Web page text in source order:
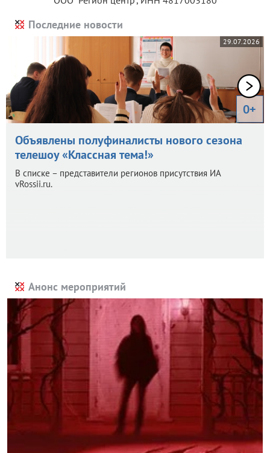
Последние новости
29.07.2026
0+
Объявлены полуфиналисты нового сезона
телешоу «Классная тема!»
В списке – представители регионов присутствия ИА
vRossii.ru.
Анонс мероприятий